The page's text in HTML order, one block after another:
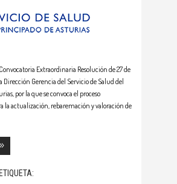
Extraordinaria Resolución de 27 de
Dirección Gerencia del Servicio de Salud del
por la que se convoca el proceso
la actualización, rebaremación y valoración de